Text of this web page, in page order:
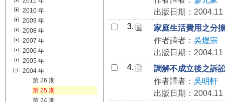
2010 年
2009 年
2008 年
2007 年
2006 年
2005 年
2004 年
第 26 期
第 25 期
第 24 期
出版日期：2004.11
3.
家庭生活費用之分
作者譯者： 吳煜宗
出版日期：2004.11
4.
調解不成立後之訴
作者譯者： 吳明軒
出版日期：2004.11